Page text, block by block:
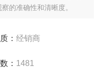
的准确性和清晰度。
： 经销商
： 1481